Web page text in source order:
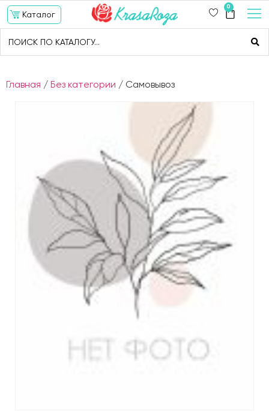
Каталог
0
Главная / Без категории / Самовывоз